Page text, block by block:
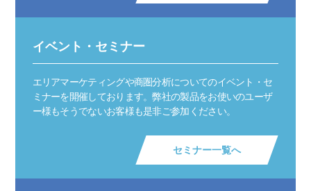
イベント・セミナー
エリアマーケティングや商圏分析についてのイベント・セ
ミナーを開催しております。弊社の製品をお使いのユーザ
ー様もそうでないお客様も是非ご参加ください。
セミナー一覧へ